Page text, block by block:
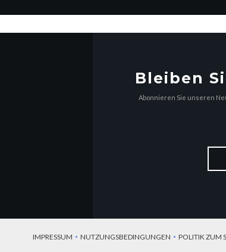
Bleiben
Abonnieren Sie unseren
((ÖFFNET EIN NEUES FENSTER))
IMPRESSUM
((ÖFFNET EIN NEUES FENSTER))
NUTZUNGSBEDINGUNGEN
((ÖFFNET EIN NEUES
POLITIK ZUM